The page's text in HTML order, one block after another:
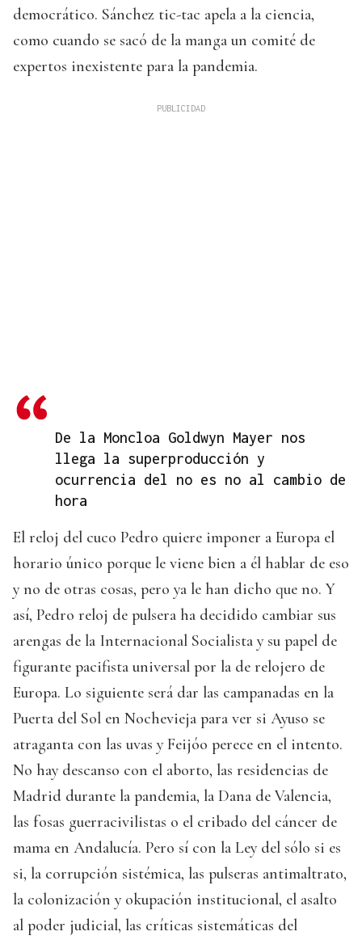
democrático. Sánchez tic-tac apela a la ciencia,
como cuando se sacó de la manga un comité de
expertos inexistente para la pandemia.
De la Moncloa Goldwyn Mayer nos
llega la superproducción y
ocurrencia del no es no al cambio de
hora
El reloj del cuco Pedro quiere imponer a Europa el
horario único porque le viene bien a él hablar de eso
y no de otras cosas, pero ya le han dicho que no. Y
así, Pedro reloj de pulsera ha decidido cambiar sus
arengas de la Internacional Socialista y su papel de
figurante pacifista universal por la de relojero de
Europa. Lo siguiente será dar las campanadas en la
Puerta del Sol en Nochevieja para ver si Ayuso se
atraganta con las uvas y Feijóo perece en el intento.
No hay descanso con el aborto, las residencias de
Madrid durante la pandemia, la Dana de Valencia,
las fosas guerracivilistas o el cribado del cáncer de
mama en Andalucía. Pero sí con la Ley del sólo si es
si, la corrupción sistémica, las pulseras antimaltrato,
la colonización y okupación institucional, el asalto
al poder judicial, las críticas sistemáticas del